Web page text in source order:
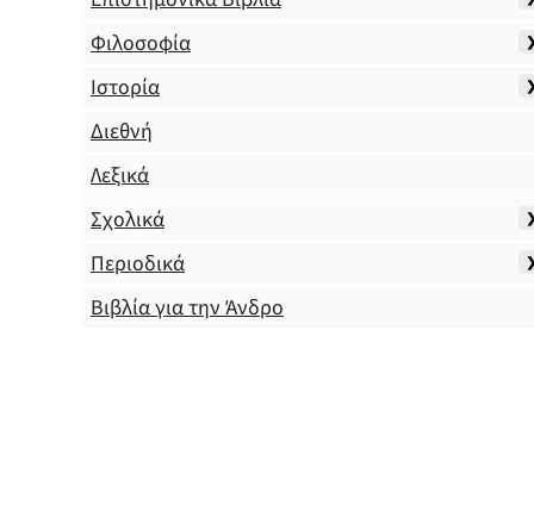
Φιλοσοφία
Ιστορία
Διεθνή
Λεξικά
Σχολικά
Περιοδικά
Βιβλία για την Άνδρο